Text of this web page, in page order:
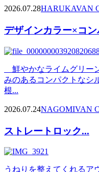
2026.07.28HARUKAVAN
デザインカラー×コ
鮮やかなライムグリー
みのあるコンパクトなシ
根...
2026.07.24NAGOMIVAN
ストレートロック...
うねりを整えてくれるア